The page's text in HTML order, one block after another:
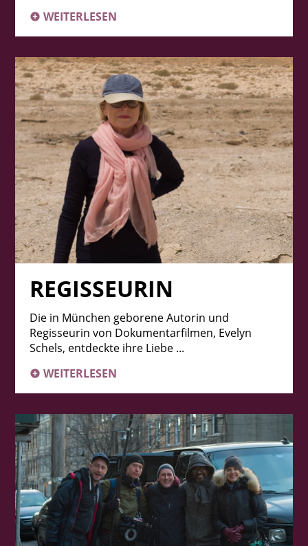
WEITERLESEN
REGISSEURIN
Die in München geborene Autorin und
Regisseurin von Dokumentarfilmen, Evelyn
Schels, entdeckte ihre Liebe ...
WEITERLESEN